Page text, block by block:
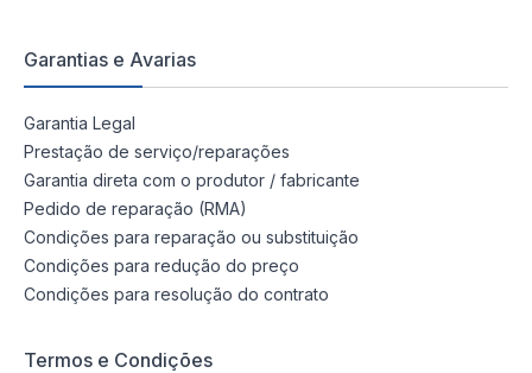
Garantias e Avarias
Garantia Legal
Prestação de serviço/reparações
Garantia direta com o produtor / fabricante
Pedido de reparação (RMA)
Condições para reparação ou substituição
Condições para redução do preço
Condições para resolução do contrato
Termos e Condições